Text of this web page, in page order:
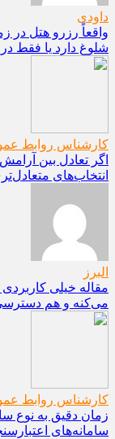
داودی
واقعاً رزرو هتل
شلوغ دارد یا فقط
کارشناس روابط
اگر تعادل بین
انتخاب‌های
البرز
مقاله خیلی
می‌کنه و هم
کارشناس روابط
زمان دقیق به نوع
سامانه‌های